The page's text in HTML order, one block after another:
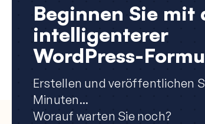
Beginnen Sie mit
intelligenterer
WordPress-
Erstellen und veröffentlichen
Minuten...
Worauf warten Sie noch?